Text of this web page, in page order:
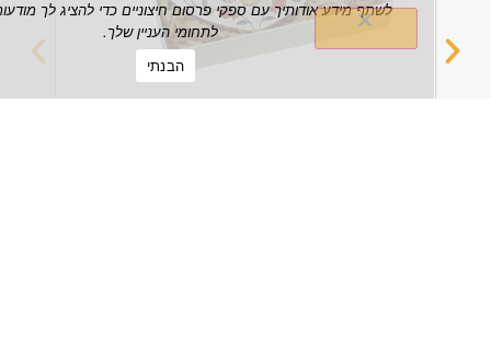
לשתף מידע אודותיך עם ספקי פרסום חיצוניים כדי להציג לך מודעות
לתחומי העניין שלך.